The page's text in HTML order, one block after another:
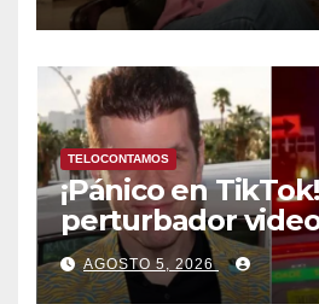
TELOCONTAMOS
¡Pánico en
perturbador
famoso
Hilton que obligó
AGOSTO 5, 2026